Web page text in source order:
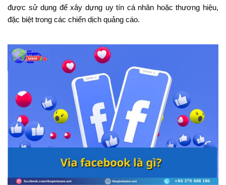
được sử dụng để xây dựng uy tín cá nhân hoặc thương hiệu,
đặc biệt trong các chiến dịch quảng cáo.